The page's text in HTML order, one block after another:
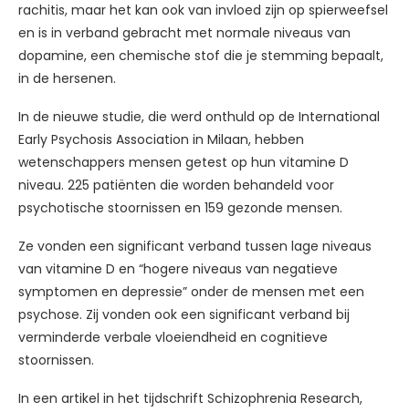
rachitis, maar het kan ook van invloed zijn op spierweefsel
en is in verband gebracht met normale niveaus van
dopamine, een chemische stof die je stemming bepaalt,
in de hersenen.
In de nieuwe studie, die werd onthuld op de International
Early Psychosis Association in Milaan, hebben
wetenschappers mensen getest op hun vitamine D
niveau. 225 patiënten die worden behandeld voor
psychotische stoornissen en 159 gezonde mensen.
Ze vonden een significant verband tussen lage niveaus
van vitamine D en “hogere niveaus van negatieve
symptomen en depressie” onder de mensen met een
psychose. Zij vonden ook een significant verband bij
verminderde verbale vloeiendheid en cognitieve
stoornissen.
In een artikel in het tijdschrift Schizophrenia Research,